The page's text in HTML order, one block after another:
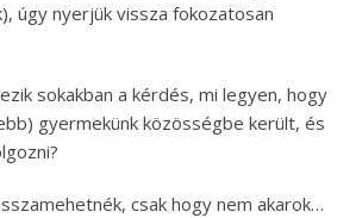
úgy nyerjük vissza fokozatosan
sokakban a kérdés, mi legyen, hogy
gyermekünk közösségbe került, és
csak hogy nem akarok…